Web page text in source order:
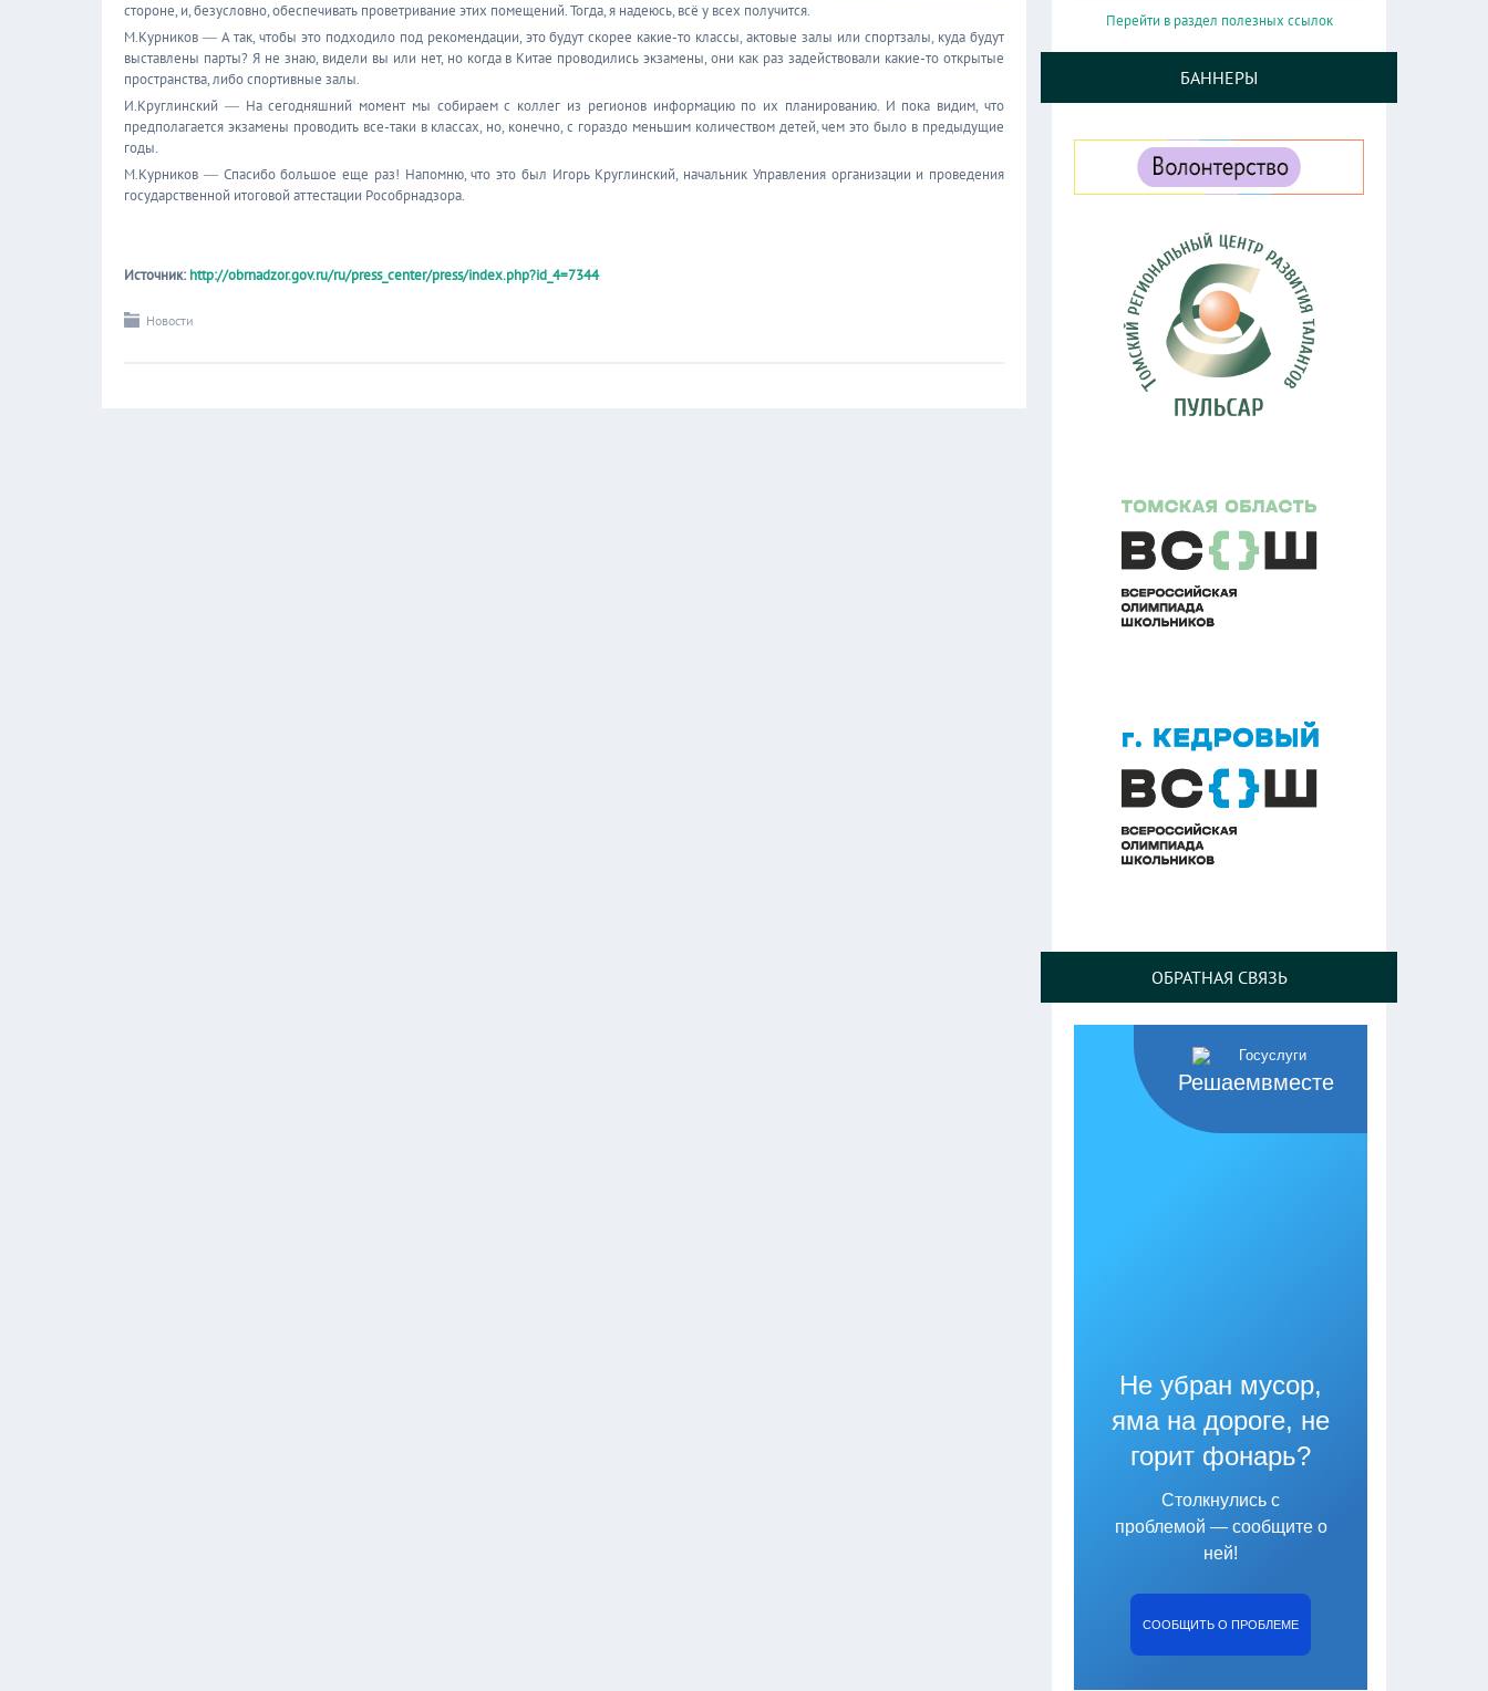
стороне, и, безусловно, обеспечивать проветривание этих помещений. Тогда, я надеюсь, всё у всех получится.
М.Курников ― А так, чтобы это подходило под рекомендации, это будут скорее какие-то классы, актовые залы или спортзалы, куда будут
выставлены парты? Я не знаю, видели вы или нет, но когда в Китае проводились экзамены, они как раз задействовали какие-то открытые
пространства, либо спортивные залы.
И.Круглинский ― На сегодняшний момент мы собираем с коллег из регионов информацию по их планированию. И пока видим, что
предполагается экзамены проводить все-таки в классах, но, конечно, с гораздо меньшим количеством детей, чем это было в предыдущие
годы.
М.Курников ― Спасибо большое еще раз! Напомню, что это был Игорь Круглинский, начальник Управления организации и проведения
государственной итоговой аттестации Рособрнадзора.
Источник: http://obrnadzor.gov.ru/ru/press_center/press/index.php?id_4=7344
Новости
Перейти в раздел полезных ссылок
БАННЕРЫ
ОБРАТНАЯ СВЯЗЬ
Решаемвместе
Не убран мусор,
яма на дороге, не
горит фонарь?
Столкнулись с
проблемой — сообщите о
ней!
СООБЩИТЬ О ПРОБЛЕМЕ